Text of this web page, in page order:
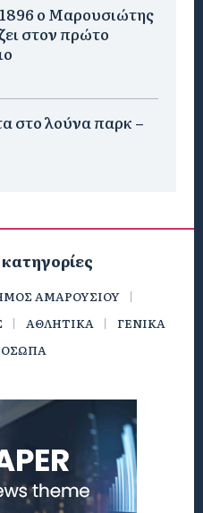
ο Μαρουσιώτης
στον πρώτο
στο λούνα παρκ –
ΑΜΑΡΟΥΣΙΟΥ
ΑΘΛΗΤΙΚΑ
ΓΕΝΙΚΑ